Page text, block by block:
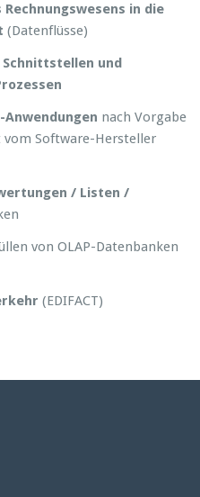
Rechnungswesens in die
(Datenflüsse)
Schnittstellen und
nach Vorgabe
vom Software-Hersteller
/ Listen /
von OLAP-Datenbanken
(EDIFACT)